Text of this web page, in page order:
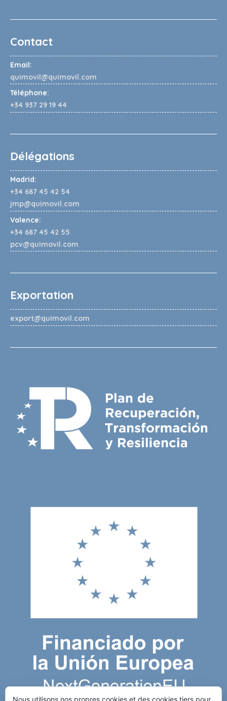
Contact
Email:
quimovil@quimovil.com
Téléphone:
+34 937 29 19 44
Délégations
Madrid:
+34 687 45 42 54
jmp@quimovil.com
Valence:
+34 687 45 42 55
pcv@quimovil.com
Exportation
export@quimovil.com
Nous utilisons nos propres cookies et des cookies tiers pour